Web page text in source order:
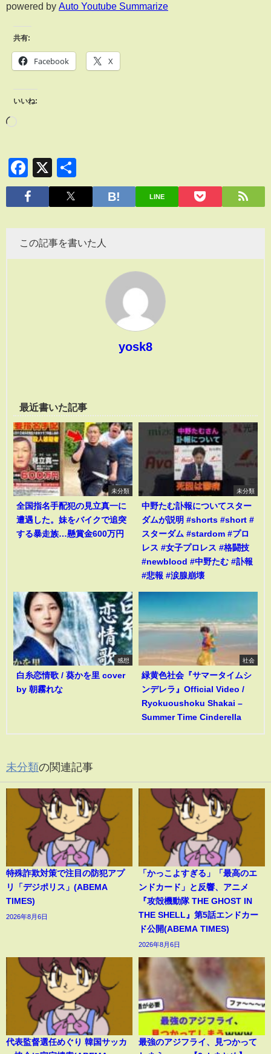
powered by Auto Youtube Summarize
共有:
Facebook X
いいね:
Facebook
X
有
LINE
この記事を書いた人
yosk8
最近書いた記事
未分類
全国指名手配犯の見立真一に
遭遇した。妹をバイクで追突
する暴走族…懸賞金600万円
未分類
中野たむ訃報についてスター
ダムが説明 #shorts #short #
スターダム #stardom #プロ
レス #女子プロレス #格闘技
#newblood #中野たむ #訃報
#悲報 #涙腺崩壊
感想
白糸恋情歌 / 葵かを里 cover
by 朝霧れな
社会
緑黄色社会『サマータイムシ
ンデレラ』Official Video /
Ryokuoushoku Shakai –
Summer Time Cinderella
未分類の関連記事
特殊詐欺対策で注目の防犯アプ
リ「デジポリス」(ABEMA
TIMES)
2026年8月6日
「かっこよすぎる」「最高のエ
ンドカード」と反響、アニメ
『攻殻機動隊 THE GHOST IN
THE SHELL』第5話エンドカー
ド公開(ABEMA TIMES)
2026年8月6日
代表監督選任めぐり 韓国サッカ
最強のアジフライ、見つかって